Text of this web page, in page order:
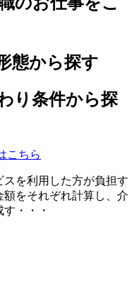
態から探す
り条件から探
こちら
を利用した方が負担す
をそれぞれ計算し、介
・・・